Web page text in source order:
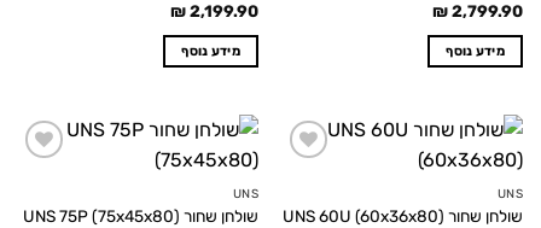
₪2,799.90
מידע נוסף
₪2,199.90
מידע נוסף
UNS
שולחן שחור UNS 60U (60x36x80)
UNS
שולחן שחור UNS 75P (75x45x80)